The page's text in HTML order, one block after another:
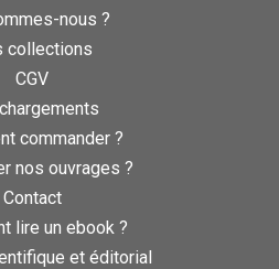
nous ?
collections
CGV
commander ?
nos ouvrages ?
Contact
lire un ebook ?
et éditorial